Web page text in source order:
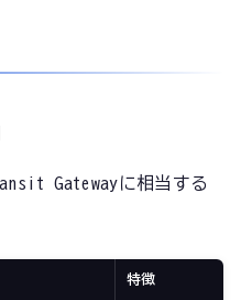
Gatewayに相当する
特徴